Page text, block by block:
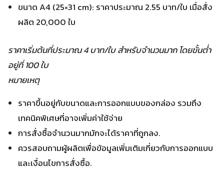
ขนาด A4 (25×31 cm): ราคาประมาณ 2.55 บาท/ใบ เมื่อสั่ง
ผลิต 20,000 ใบ
ราคาเริ่มต้นที่ประมาณ 4 บาท/ใบ สำหรับจำนวนมาก โดยขั้นต่ำ
อยู่ที่ 100 ใบ
หมายเหตุ
ราคาขึ้นอยู่กับขนาดและการออกแบบของกล่อง รวมถึง
เทคนิคพิเศษที่อาจเพิ่มค่าใช้จ่าย
การสั่งซื้อจำนวนมากมักจะได้ราคาที่ถูกลง.
ควรสอบถามผู้ผลิตเพื่อข้อมูลเพิ่มเติมเกี่ยวกับการออกแบบ
และเงื่อนไขการสั่งซื้อ.